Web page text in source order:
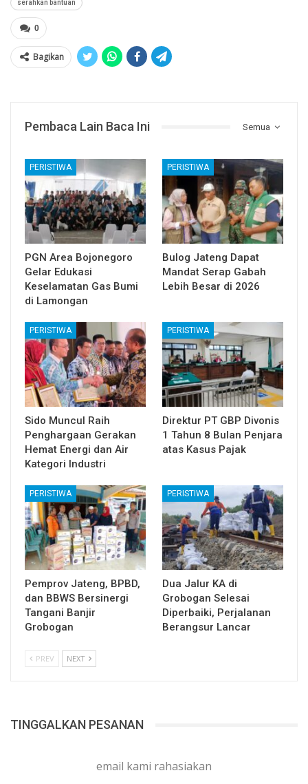
serahkan bantuan
0
Bagikan
Semua
Pembaca Lain Baca Ini
PERISTIWA
PGN Area Bojonegoro
Gelar Edukasi
Keselamatan Gas Bumi
di Lamongan
PERISTIWA
Bulog Jateng Dapat
Mandat Serap Gabah
Lebih Besar di 2026
PERISTIWA
Sido Muncul Raih
Penghargaan Gerakan
Hemat Energi dan Air
Kategori Industri
PERISTIWA
Direktur PT GBP Divonis
1 Tahun 8 Bulan Penjara
atas Kasus Pajak
PERISTIWA
Pemprov Jateng, BPBD,
dan BBWS Bersinergi
Tangani Banjir
Grobogan
PERISTIWA
Dua Jalur KA di
Grobogan Selesai
Diperbaiki, Perjalanan
Berangsur Lancar
PREV NEXT
TINGGALKAN PESANAN
email kami rahasiakan